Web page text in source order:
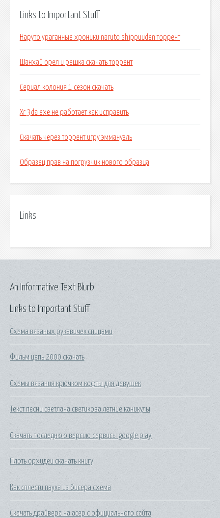
Links to Important Stuff
Наруто ураганные хроники naruto shippuuden торрент
Шанхай орел и решка скачать торрент
Сериал колония 1 сезон скачать
Xr 3da exe не работает как исправить
Скачать через торрент игру эммануэль
Образец прав на погрузчик нового образца
Links
Links to Important Stuff
Схема вязаных рукавичек спицами
Фильм цепь 2000 скачать
Схемы вязания крючком кофты для девушек
Текст песни светлана светикова летние каникулы
Скачать последнюю версию сервисы google play
Плоть орхидеи скачать книгу
Как сплести паука из бисера схема
Скачать драйвера на асер с официального сайта
An Informative Text Blurb